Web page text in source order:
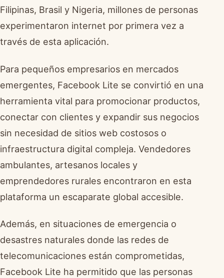
Filipinas, Brasil y Nigeria, millones de personas
experimentaron internet por primera vez a
través de esta aplicación.
Para pequeños empresarios en mercados
emergentes, Facebook Lite se convirtió en una
herramienta vital para promocionar productos,
conectar con clientes y expandir sus negocios
sin necesidad de sitios web costosos o
infraestructura digital compleja. Vendedores
ambulantes, artesanos locales y
emprendedores rurales encontraron en esta
plataforma un escaparate global accesible.
Además, en situaciones de emergencia o
desastres naturales donde las redes de
telecomunicaciones están comprometidas,
Facebook Lite ha permitido que las personas